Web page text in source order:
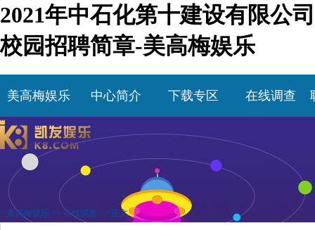
2021年中石化第十建设有限公司
校园招聘简章-美高梅娱乐
美高梅娱乐 中心简介 下载专区 在线调查
> 美高梅娱乐 >> 在线调查 >> 正文